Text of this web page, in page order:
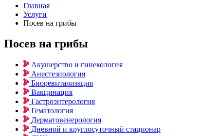
Главная
Услуги
Посев на грибы
Посев на грибы
Акушерство и гинекология
Анестезиология
Биоревитализация
Вакцинация
Гастроэнтерология
Гематология
Дерматовенерология
Дневной и круглосуточный стационар